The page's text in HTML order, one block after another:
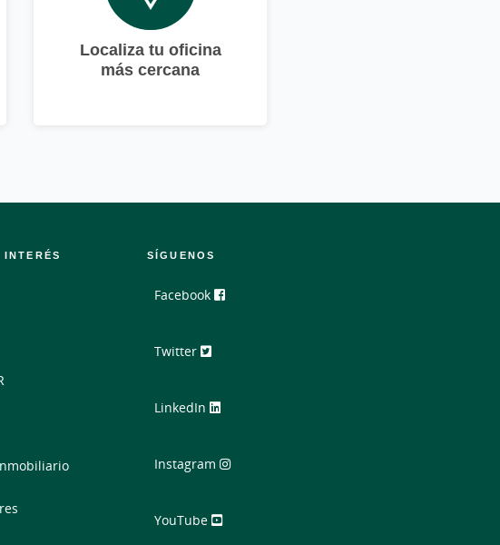
Localiza tu oficina
más cercana
SÍGUENOS
Facebook
Twitter
LinkedIn
Instagram
YouTube